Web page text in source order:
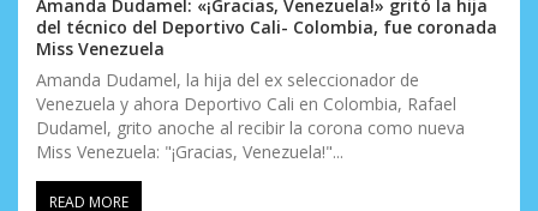
Amanda Dudamel: «¡Gracias, Venezuela!» gritó la hija
del técnico del Deportivo Cali- Colombia, fue coronada
Miss Venezuela
Amanda Dudamel, la hija del ex seleccionador de
Venezuela y ahora Deportivo Cali en Colombia, Rafael
Dudamel, grito anoche al recibir la corona como nueva
Miss Venezuela: "¡Gracias, Venezuela!"...
READ MORE